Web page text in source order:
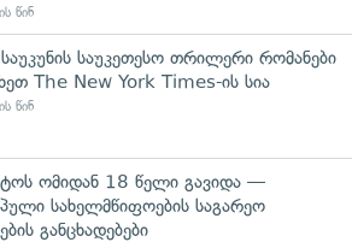
წინ
საუკეთესო თრილერი რომანები
The New York Times-ის სია
წინ
ომიდან 18 წელი გავიდა —
სახელმწიფოების საგარეო
განცხადებები